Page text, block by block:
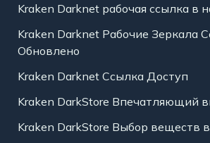
Kraken Darknet рабочая ссылка в
Kraken Darknet Рабочие Зеркала
Обновлено
Kraken Darknet Ссылка Доступ
Kraken DarkStore Впечатляющий
Kraken DarkStore Выбор веществ